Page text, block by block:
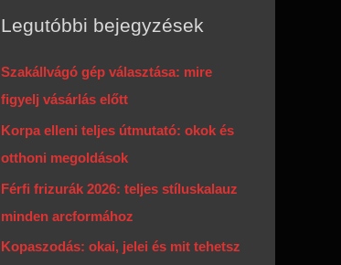
Legutóbbi bejegyzések
Szakállvágó gép választása: mire
figyelj vásárlás előtt
Korpa elleni teljes útmutató: okok és
otthoni megoldások
Férfi frizurák 2026: teljes stíluskalauz
minden arcformához
Kopaszodás: okai, jelei és mit tehetsz